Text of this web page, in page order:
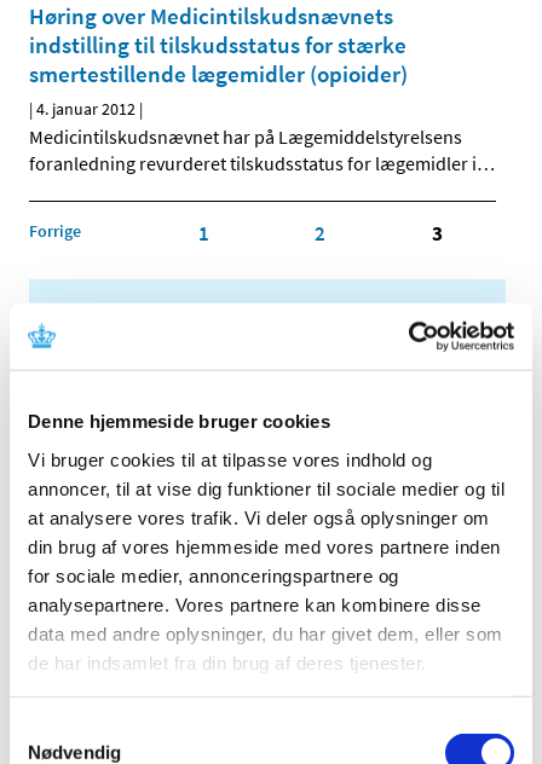
Denne hjemmeside bruger cookies
Vi bruger cookies til at tilpasse vores indhold og
annoncer, til at vise dig funktioner til sociale medier og til
at analysere vores trafik. Vi deler også oplysninger om
din brug af vores hjemmeside med vores partnere inden
for sociale medier, annonceringspartnere og
analysepartnere. Vores partnere kan kombinere disse
data med andre oplysninger, du har givet dem, eller som
de har indsamlet fra din brug af deres tjenester.
Nødvendig
Høring over Medicintilskudsnævnets
indstilling til tilskudsstatus for stærke
smertestillende lægemidler (opioider)
|4. januar 2012 |
Medicintilskudsnævnet har på Lægemiddelstyrelsens
foranledning revurderet tilskudsstatus for lægemidler i…
Forrige 1 2 3
2025 (158)
2024 (224)
2023 (195)
2022 (197)
2021 (516)
2020 (263)
2019 (159)
2018 (150)
2017 (167)